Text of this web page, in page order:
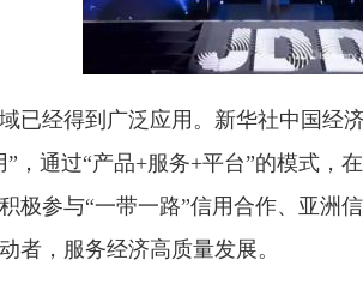
已经得到广泛应用。新华社中国经
通过“产品+服务+平台”的模式，
极参与“一带一路”信用合作、亚洲
者，服务经济高质量发展。